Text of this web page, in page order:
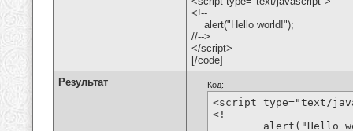
<!--
alert("Hello world!");
//-->
</script>
[/code]
Результат
Код:
<script type="text/
<!--